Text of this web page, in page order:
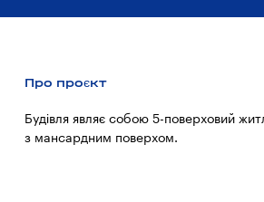
Про проєкт
Будівля являє собою 5-поверховий
з мансардним поверхом.